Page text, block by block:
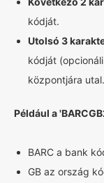
kódját.
Utolsó 3
kódját
központjára utal.
Például a
BARC a bank
GB az ország